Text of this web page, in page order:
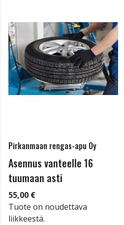
Pirkanmaan rengas-apu Oy
Asennus vanteelle 16
tuumaan asti
55,00 €
Tuote on noudettava
liikkeestä.